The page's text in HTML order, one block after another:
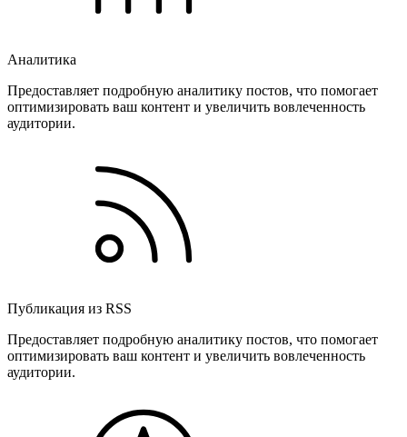
Аналитика
Предоставляет подробную аналитику постов, что помогает
оптимизировать ваш контент и увеличить вовлеченность
аудитории.
Публикация из RSS
Предоставляет подробную аналитику постов, что помогает
оптимизировать ваш контент и увеличить вовлеченность
аудитории.